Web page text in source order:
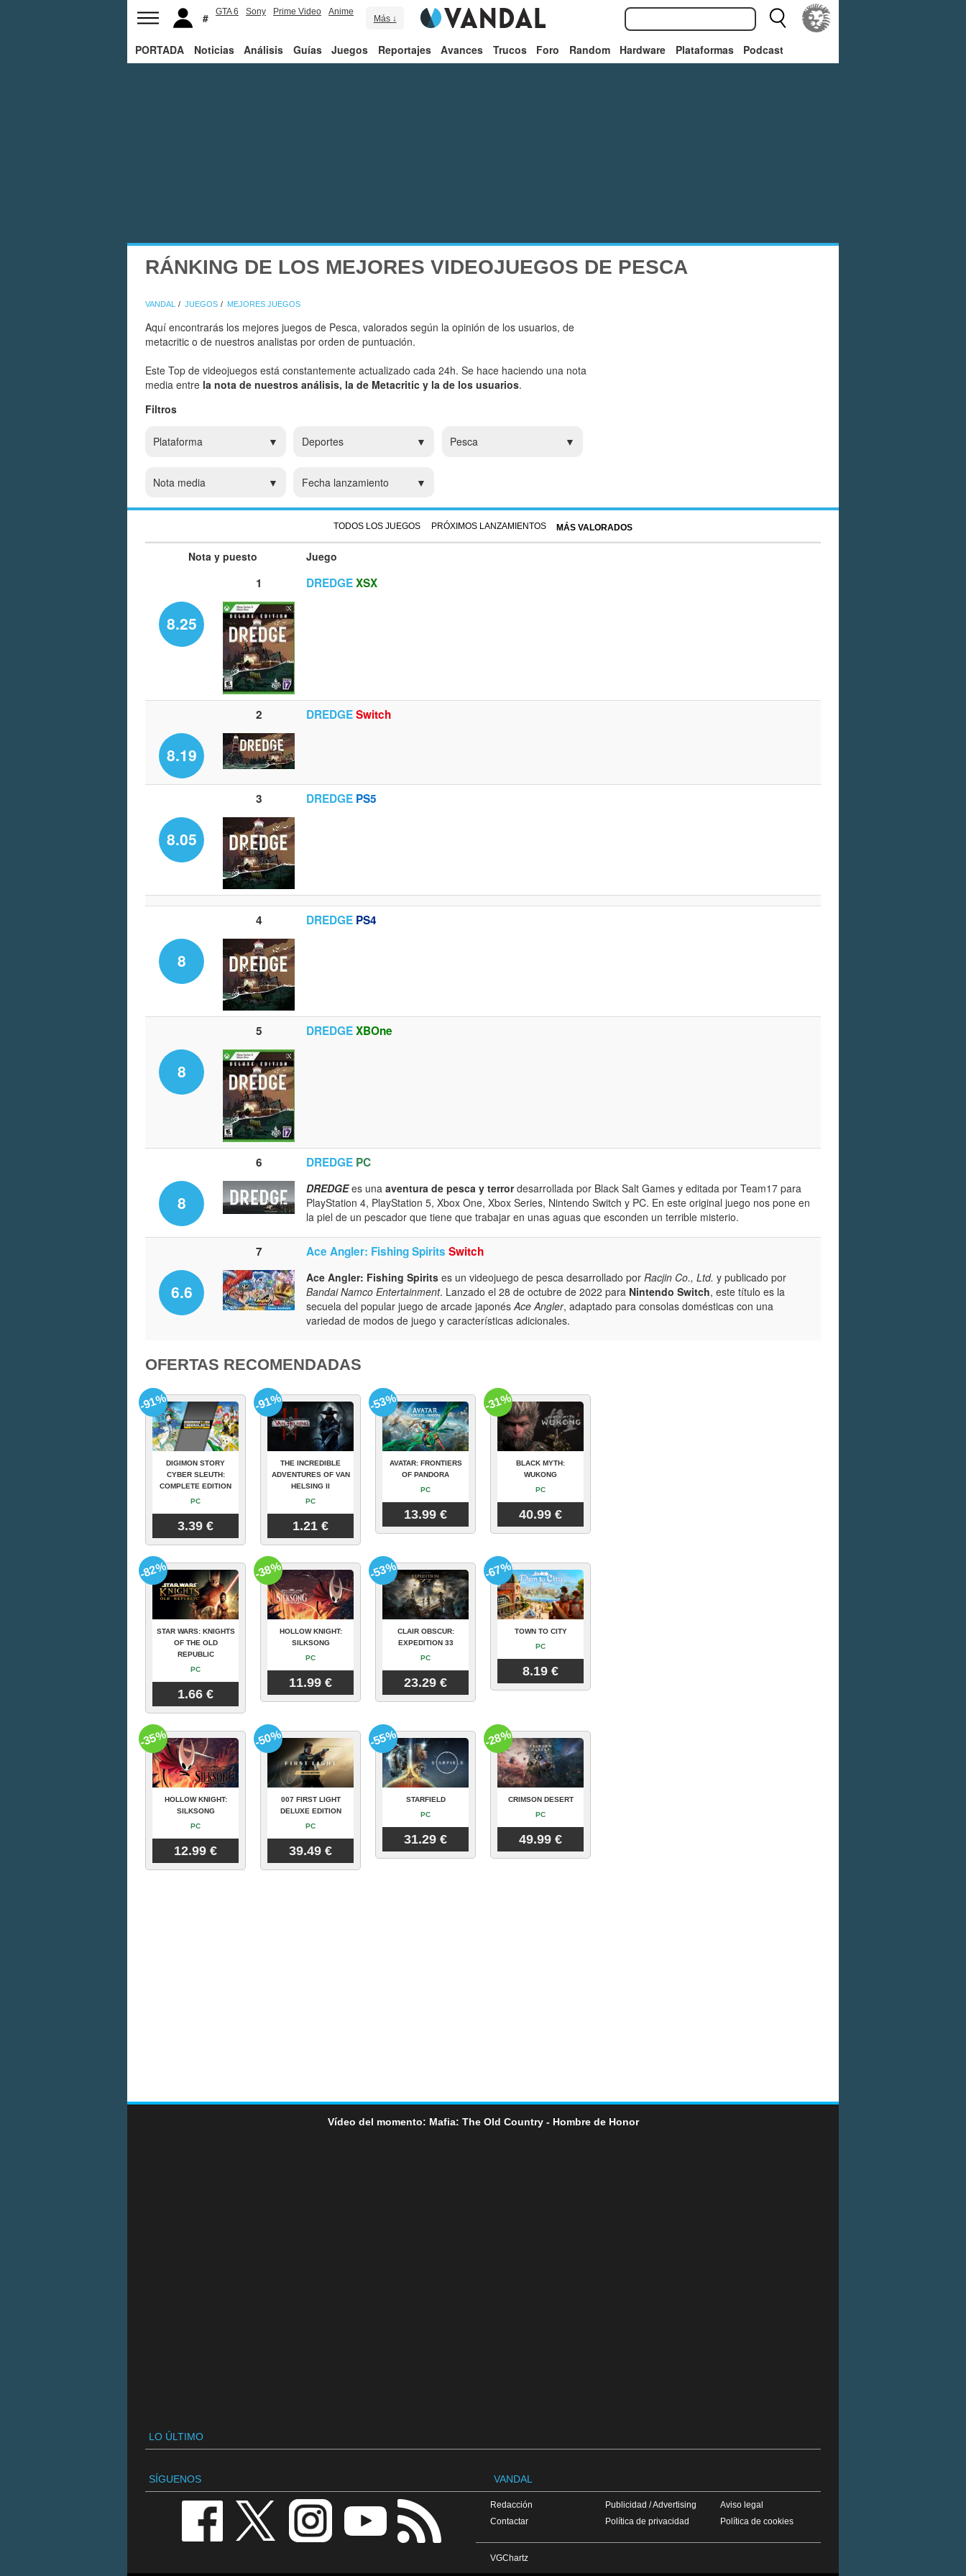
GTA 6 Sony Prime Video Anime
Más ↓
PORTADA Noticias Análisis Guías Juegos Reportajes Avances Trucos Foro Random Hardware Plataformas Podcast
RÁNKING DE LOS MEJORES VIDEOJUEGOS DE PESCA
VANDAL JUEGOS MEJORES JUEGOS
Aquí encontrarás los mejores juegos de Pesca, valorados según la opinión de los usuarios, de
metacritic o de nuestros analistas por orden de puntuación.
Este Top de videojuegos está constantemente actualizado cada 24h. Se hace haciendo una nota
media entre la nota de nuestros análisis, la de Metacritic y la de los usuarios.
Filtros
Plataforma Deportes Pesca
Nota media Fecha lanzamiento
TODOS LOS JUEGOS PRÓXIMOS LANZAMIENTOS MÁS VALORADOS
Nota y puesto Juego
1 DREDGEXSX
8.25
2 DREDGESwitch
8.19
3 DREDGE PS5
8.05
4 DREDGE PS4
8
5 DREDGEXBOne
8
6 DREDGE PC
8
DREDGEes una aventura de pesca y terrordesarrollada por Black Salt Games y editada por Team17 para
PlayStation 4, PlayStation 5, Xbox One, Xbox Series, Nintendo Switch y PC. En este original juego nos pone en
la piel de un pescador que tiene que trabajar en unas aguas que esconden un terrible misterio.
7 Ace Angler: Fishing Spirits Switch
6.6
Ace Angler: Fishing Spirits es un videojuego de pesca desarrollado por Racjin Co., Ltd. y publicado por
Bandai Namco Entertainment. Lanzado el 28 de octubre de 2022 para Nintendo Switch, este título es la
secuela del popular juego de arcade japonés Ace Angler, adaptado para consolas domésticas con una
variedad de modos de juego y características adicionales.
OFERTAS RECOMENDADAS
DIGIMON STORY
CYBER SLEUTH:
COMPLETE EDITION
PC
3.39 €
-91%
THE INCREDIBLE
ADVENTURES OF VAN
HELSING II
PC
1.21 €
-91%
AVATAR: FRONTIERS
OF PANDORA
PC
13.99 €
-53%
BLACK MYTH:
WUKONG
PC
40.99 €
-31%
STAR WARS: KNIGHTS
OF THE OLD
REPUBLIC
PC
1.66 €
-82%
HOLLOW KNIGHT:
SILKSONG
PC
11.99 €
-38%
CLAIR OBSCUR:
EXPEDITION 33
PC
23.29 €
-53%
TOWN TO CITY
PC
8.19 €
-67%
HOLLOW KNIGHT:
SILKSONG
PC
12.99 €
-35%
007 FIRST LIGHT
DELUXE EDITION
PC
39.49 €
-50%
STARFIELD
PC
31.29 €
-55%
CRIMSON DESERT
PC
49.99 €
-28%
Vídeo del momento: Mafia: The Old Country - Hombre de Honor
LO ÚLTIMO
SÍGUENOS VANDAL
Redacción
Contactar
Publicidad / Advertising
Política de privacidad
Aviso legal
Política de cookies
VGChartz